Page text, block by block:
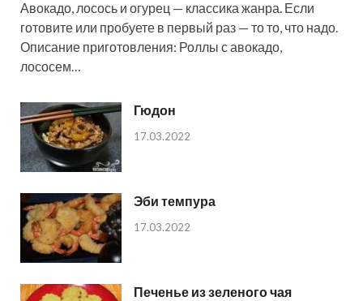
Авокадо, лосось и огурец — классика жанра. Если
готовите или пробуете в первый раз — то то, что надо.
Описание приготовления: Роллы с авокадо,
лососем…
Гюдон
17.03.2022
Эби темпура
17.03.2022
Печенье из зеленого чая